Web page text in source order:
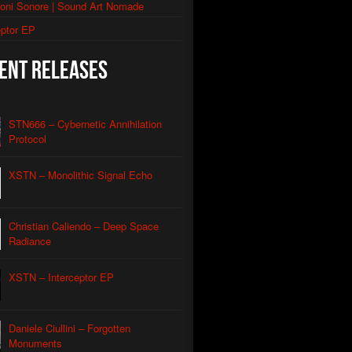
Signal Echo II
Descent
Drone
Coastline Drone
Aeon
Oscillation
REM
Sonore | Sound Art Nomade
EP
Releases
STN666 – Cybernetic Annihilation
Protocol
XSTN – Monolithic Signal Echo
Christian Caliendo – Deep Space
Radiance
XSTN – Interceptor EP
Daniele Ciullini – Forgotten
Monuments